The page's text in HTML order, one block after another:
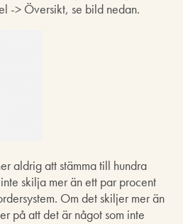
-> Översikt, se bild nedan.
aldrig att stämma till hundra
skilja mer än ett par procent
Om det skiljer mer än
på att det är något som inte